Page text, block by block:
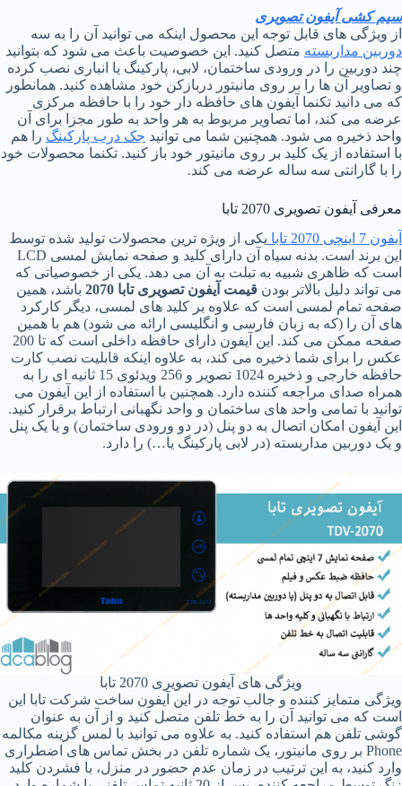
سیم کشی آیفون تصویری
از ویژگی های قابل توجه این محصول اینکه می توانید آن را به سه
دوربین مداربسته متصل کنید. این خصوصیت باعث می شود که بتوانید
چند دوربین را در ورودی ساختمان، لابی، پارکینگ یا انباری نصب کرده
و تصاویر آن ها را بر روی مانیتور دربازکن خود مشاهده کنید. همانطور
که می دانید تکنما آیفون های حافظه دار خود را با حافظه مرکزی
عرضه می کند، اما تصاویر مربوط به هر واحد به طور مجزا برای آن
واحد ذخیره می شود. همچنین شما می توانید جک درب پارکینگ را هم
با استفاده از یک کلید بر روی مانیتور خود باز کنید. تکنما محصولات خود
را با گارانتی سه ساله عرضه می کند.
معرفی آیفون تصویری 2070 تابا
آیفون 7 اینچی 2070 تابا
یکی از ویژه ترین محصولات تولید شده توسط
این برند است. بدنه سیاه آن دارای کلید و صفحه نمایش لمسی LCD
است که ظاهری شبیه به تبلت به آن می دهد. یکی از خصوصیاتی که
می تواند دلیل بالاتر بودن قیمت آیفون تصویری تابا 2070
باشد، همین
صفحه تمام لمسی است که علاوه بر کلید های لمسی، دیگر کارکرد
های آن را (که به زبان فارسی و انگلیسی ارائه می شود) هم با همین
صفحه ممکن می کند. این آیفون دارای حافظه داخلی است که تا 200
عکس را برای شما ذخیره می کند، به علاوه اینکه قابلیت نصب کارت
حافظه خارجی و ذخیره 1024 تصویر و 256 ویدئوی 15 ثانیه ای را به
همراه صدای مراجعه کننده دارد. همچنین با استفاده از این آیفون می
توانید با تمامی واحد های ساختمان و واحد نگهبانی ارتباط برقرار کنید.
این آیفون امکان اتصال به دو پنل (در دو ورودی ساختمان) و یا یک پنل
و یک دوربین مداربسته (در لابی پارکینگ یا…) را دارد.
ویژگی های آیفون تصویری 2070 تابا
ویژگی متمایز کننده و جالب توجه در این آیفون ساخت شرکت تابا این
است که می توانید آن را به خط تلفن متصل کنید و از آن به عنوان
گوشی تلفن هم استفاده کنید. به علاوه می توانید با لمس گزینه مکالمه
Phone بر روی مانیتور، یک شماره تلفن در بخش تماس های اضطراری
وارد کنید، به این ترتیب در زمان عدم حضور در منزل، با فشردن کلید